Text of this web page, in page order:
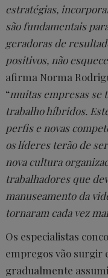
estratégias,
são fundamentais
geradoras de
positivos, não
afirma Norma
“muitas empresas se
trabalho híbridos.
perfis e novas
os líderes terão de
nova cultura
trabalhadores que
manuseamento da
tornaram cada vez
Os especialistas
empregos vão surgir
gradualmente